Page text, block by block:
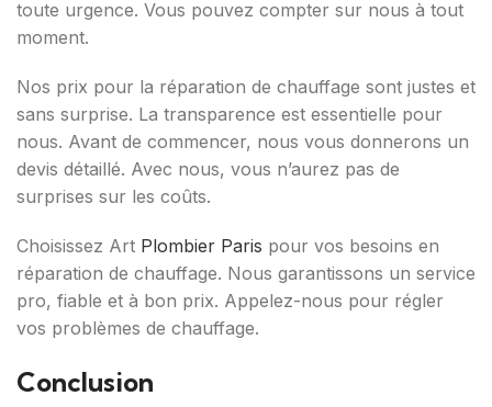
toute urgence. Vous pouvez compter sur nous à tout
moment.
Nos prix pour la réparation de chauffage sont justes et
sans surprise. La transparence est essentielle pour
nous. Avant de commencer, nous vous donnerons un
devis détaillé. Avec nous, vous n’aurez pas de
surprises sur les coûts.
Choisissez Art Plombier Paris pour vos besoins en
réparation de chauffage. Nous garantissons un service
pro, fiable et à bon prix. Appelez-nous pour régler
vos problèmes de chauffage.
Conclusion